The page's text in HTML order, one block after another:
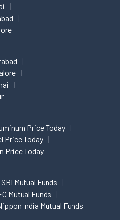
Price Today
Price Today
Price Today
SBI Mutual Funds
Mutual Funds
India Mutual Funds